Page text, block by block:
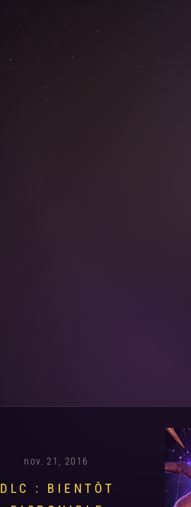
nov. 21, 2016
DLC : BIENTÔT